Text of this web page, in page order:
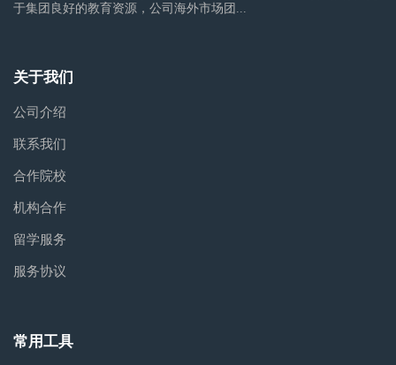
于集团良好的教育资源，公司海外市场团...
关于我们
公司介绍
联系我们
合作院校
机构合作
留学服务
服务协议
常用工具